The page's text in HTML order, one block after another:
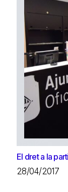
El dret a la
28/04/2017